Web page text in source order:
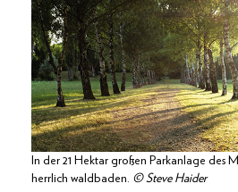
In der 21 Hektar großen Park­anlage des
herrlich waldbaden. © Steve Haider